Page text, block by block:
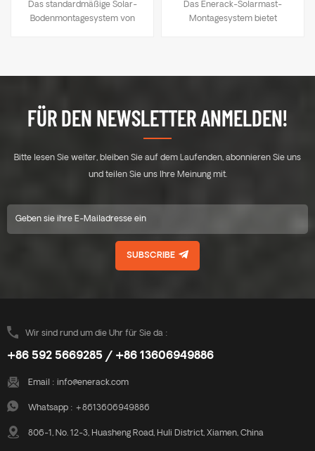
Das standardmäßige Solar-
Bodenmontagesystem von
Bodenkraftwerken. Alle
Arbeitskosten und
und Schneelast des Projekts
sind möglich und bieten
Erdungsschraube ermöglicht
kostengünstige Installation.
Das Enerack-Solarmast-
Montagesystem bietet
abgelegene Anwendungen
Bauernhöfe oder kleine Wohn-
Kundenanforderungen
hinsichtlich verschiedener
FÜR DEN NEWSLETTER ANMELDEN!
Bitte lesen Sie weiter, bleiben Sie auf dem Laufenden, abonnieren Sie uns
und teilen Sie uns Ihre Meinung mit.
SUBSCRIBE
Wir sind rund um die Uhr für Sie da :
+86 592 5669285 / +86 13606949886
Email : info@enerack.com
Whatsapp : +8613606949886
806-1, No. 12-3, Huasheng Road, Huli District, Xiamen, China